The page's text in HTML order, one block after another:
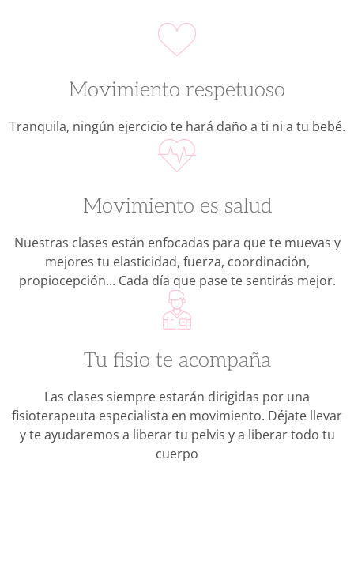
Movimiento respetuoso
Tranquila, ningún ejercicio te hará daño a ti ni a tu bebé.
Movimiento es salud
Nuestras clases están enfocadas para que te muevas y
mejores tu elasticidad, fuerza, coordinación,
propiocepción... Cada día que pase te sentirás mejor.
Tu fisio te acompaña
Las clases siempre estarán dirigidas por una
fisioterapeuta especialista en movimiento. Déjate llevar
y te ayudaremos a liberar tu pelvis y a liberar todo tu
cuerpo